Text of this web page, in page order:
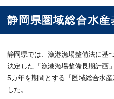
静岡県圏域総合水
静岡県では、漁港漁場整備法に基
決定した「漁港漁場整備長期計画
5カ年を期間とする「圏域総合水
した。